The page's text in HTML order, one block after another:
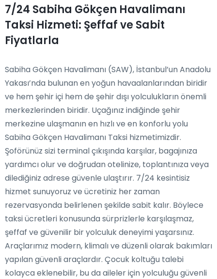
7/24 Sabiha Gökçen Havalimanı
Taksi Hizmeti: Şeffaf ve Sabit
Fiyatlarla
Sabiha Gökçen Havalimanı (SAW), İstanbul’un Anadolu
Yakası’nda bulunan en yoğun havaalanlarından biridir
ve hem şehir içi hem de şehir dışı yolculukların önemli
merkezlerinden biridir. Uçağınız indiğinde şehir
merkezine ulaşmanın en hızlı ve en konforlu yolu
Sabiha Gökçen Havalimanı Taksi hizmetimizdir.
Şoförünüz sizi terminal çıkışında karşılar, bagajınıza
yardımcı olur ve doğrudan otelinize, toplantınıza veya
dilediğiniz adrese güvenle ulaştırır. 7/24 kesintisiz
hizmet sunuyoruz ve ücretiniz her zaman
rezervasyonda belirlenen şekilde sabit kalır. Böylece
taksi ücretleri konusunda sürprizlerle karşılaşmaz,
şeffaf ve güvenilir bir yolculuk deneyimi yaşarsınız.
Araçlarımız modern, klimalı ve düzenli olarak bakımları
yapılan güvenli araçlardır. Çocuk koltuğu talebi
kolayca eklenebilir, bu da aileler için yolculuğu güvenli